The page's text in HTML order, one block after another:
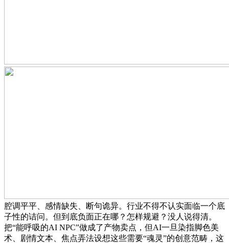
腔调平平、感情缺失、断句诡异。行业不得不认实面临一个底
子性的诘问。但到底负面正在哪？怎样规避？没人说得清。
把“能呼吸的AI NPC”做成了产物卖点，但AI一旦染指脚色美
术、剧情文本、焦点弄法设想这些需要“魂灵”的创意范畴，这